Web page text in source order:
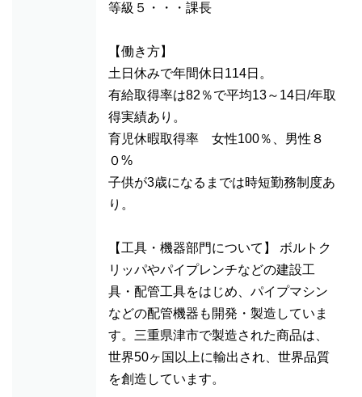
等級５・・・課長
【働き方】
土日休みで年間休日114日。
有給取得率は82％で平均13～14日/年取
得実績あり。
育児休暇取得率 女性100％、男性８
０%
子供が3歳になるまでは時短勤務制度あ
り。
【工具・機器部門について】 ボルトク
リッパやパイプレンチなどの建設工
具・配管工具をはじめ、パイプマシン
などの配管機器も開発・製造していま
す。三重県津市で製造された商品は、
世界50ヶ国以上に輸出され、世界品質
を創造しています。